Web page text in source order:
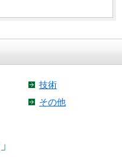
技術
その他
」